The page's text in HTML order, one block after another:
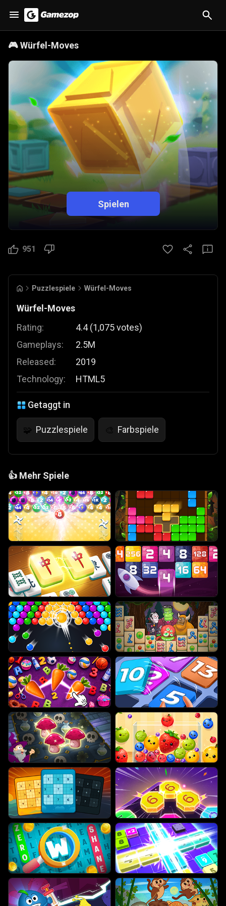
🎮Würfel-Moves
Spielen
951
Puzzlespiele Würfel-Moves
Würfel-Moves
Rating:
Gameplays:
Released:
Technology:
4.4 (1,075votes)
2.5M
2019
HTML5
Getaggt in
🧩 Puzzlespiele 🎨 Farbspiele
👍 Mehr Spiele